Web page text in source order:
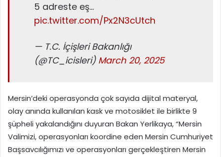
5 adreste eş…
pic.twitter.com/Px2N3cUtch
— T.C. İçişleri Bakanlığı
(@TC_icisleri) March 20, 2025
Mersin’deki operasyonda çok sayıda dijital materyal,
olay anında kullanılan kask ve motosiklet ile birlikte 9
şüpheli yakalandığını duyuran Bakan Yerlikaya, “Mersin
Valimizi, operasyonları koordine eden Mersin Cumhuriyet
Başsavcılığımızı ve operasyonları gerçekleştiren Mersin